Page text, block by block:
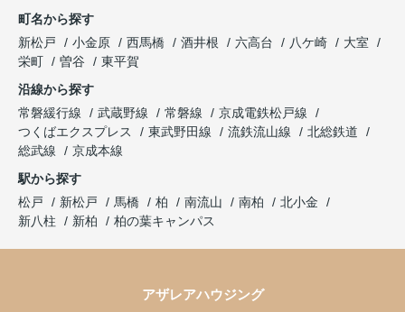
町名から探す
新松戸
小金原 西馬橋 酒井根 六高台 八ケ崎
大室
栄町
曽谷
東平賀
沿線から探す
常磐緩行線
武蔵野線 常磐線
京成電鉄松戸線
つくばエクスプレス
東武野田線 流鉄流山線
北総鉄道
総武線
京成本線
駅から探す
松戸
新松戸 馬橋 柏 南流山 南柏
北小金
新八柱
新柏 柏の葉キャンパス
アザレアハウジング